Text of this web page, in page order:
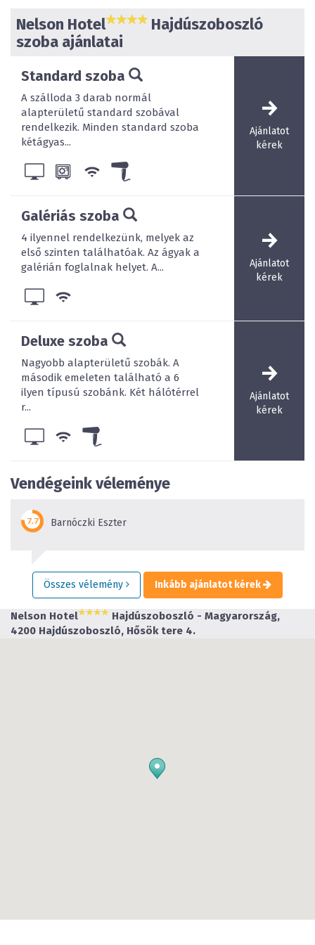
éttermünk, 60 fős különtermünk és 40 fő elhelyezésére
alkalmas teraszunk egyaránt kiválóan alkalmasak céges
rendezvények, tréningek, üzleti találkozók, családi és
baráti rendezvények, esküvők, meglepetés party-k,
sajtótájékoztatók, lebonyolítására.
Nelson tengernagy lakosztálya ad otthont
cukrászdánknak, ahol kellemes környezetben
kényeztetheti érzékeit.
nyújt biztosítékot arra, hogy a nap bármely időszakában
nyugalomra találjon nálunk.
Nelson Hotel
Hajdúszoboszló
szoba ajánlatai
Standard szoba
A szálloda 3 darab normál
alapterületű standard szobával
rendelkezik. Minden standard szoba
kétágyas...
Ajánlatot
kérek
Galériás szoba
4 ilyennel rendelkezünk, melyek az
első szinten találhatóak. Az ágyak a
galérián foglalnak helyet. A...
Ajánlatot
kérek
Deluxe szoba
Nagyobb alapterületű szobák. A
második emeleten található a 6
ilyen típusú szobánk. Két hálótérrel
r...
Ajánlatot
kérek
Vendégeink véleménye
Barnóczki Eszter
Összes vélemény Inkább ajánlatot kérek
Nelson Hotel
Hajdúszoboszló - Magyarország,
4200 Hajdúszoboszló, Hősök tere 4.